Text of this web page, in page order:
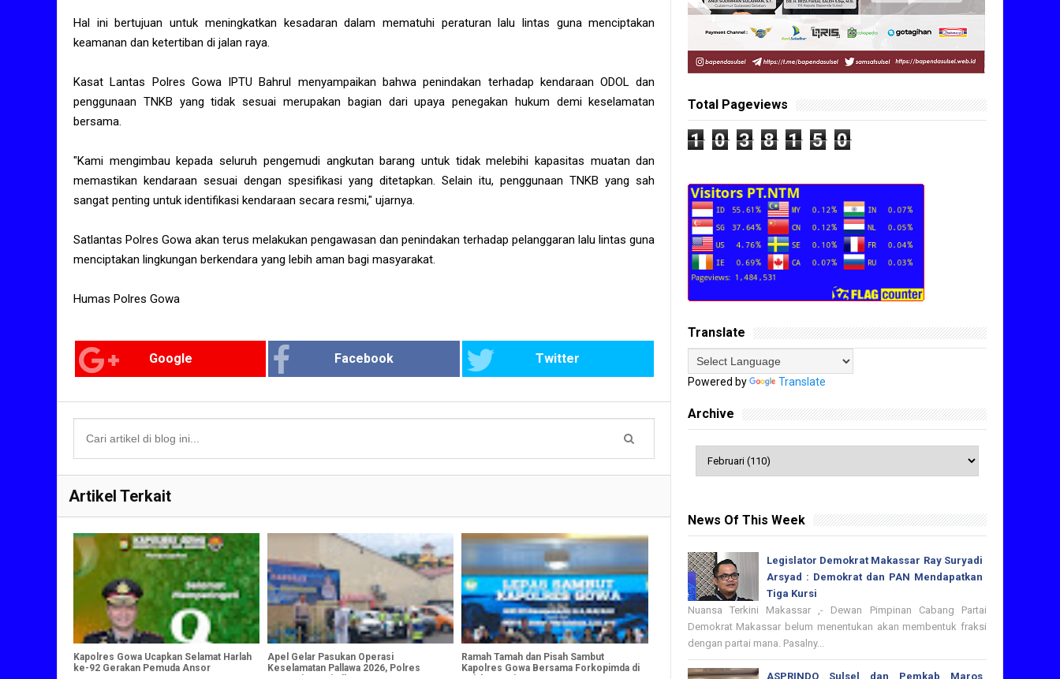
Hal ini bertujuan untuk meningkatkan kesadaran dalam mematuhi peraturan lalu lintas guna menciptakan
keamanan dan ketertiban di jalan raya.
Kasat Lantas Polres Gowa IPTU Bahrul menyampaikan bahwa penindakan terhadap kendaraan ODOL dan
penggunaan TNKB yang tidak sesuai merupakan bagian dari upaya penegakan hukum demi keselamatan
bersama.
"Kami mengimbau kepada seluruh pengemudi angkutan barang untuk tidak melebihi kapasitas muatan dan
memastikan kendaraan sesuai dengan spesifikasi yang ditetapkan. Selain itu, penggunaan TNKB yang sah
sangat penting untuk identifikasi kendaraan secara resmi," ujarnya.
Satlantas Polres Gowa akan terus melakukan pengawasan dan penindakan terhadap pelanggaran lalu lintas guna
menciptakan lingkungan berkendara yang lebih aman bagi masyarakat.
Humas Polres Gowa
Google Facebook Twitter
Artikel Terkait
Kapolres Gowa Ucapkan Selamat Harlah
ke-92 Gerakan Pemuda Ansor
Apel Gelar Pasukan Operasi
Keselamatan Pallawa 2026, Polres
Ramah Tamah dan Pisah Sambut
Kapolres Gowa Bersama Forkopimda di
Total Pageviews
1 0 3 8 1 5 0
Translate
Powered by Translate
Archive
News Of This Week
Legislator Demokrat Makassar Ray Suryadi
Arsyad : Demokrat dan PAN Mendapatkan
Tiga Kursi
Nuansa Terkini Makassar ,- Dewan Pimpinan Cabang Partai
Demokrat Makassar belum menentukan akan membentuk fraksi
dengan partai mana. Pasalny...
ASPRINDO Sulsel dan Pemkab Maros